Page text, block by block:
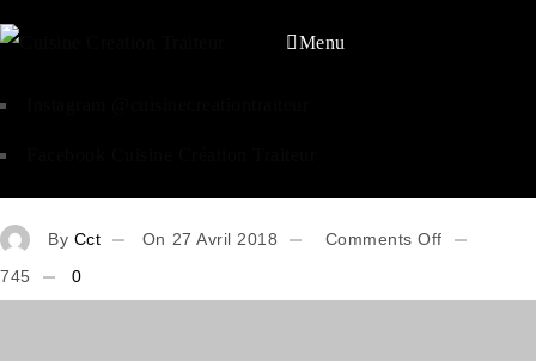
Menu
By Cct On 27 Avril 2018
Comments Off
745
0